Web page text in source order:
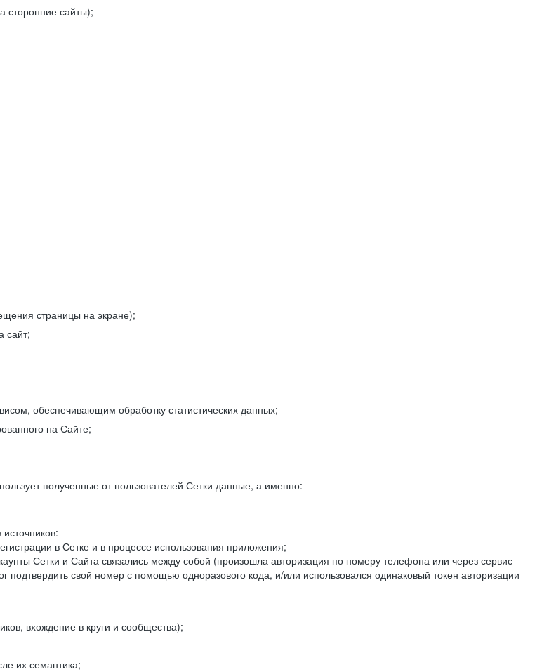
сторонние сайты);
страницы на экране);
сайт;
обеспечивающим обработку статистических данных;
на Сайте;
полученные от пользователей Сетки данные, а именно:
в Сетке и в процессе использования приложения;
Сетки и Сайта связались между собой (произошла авторизация по номеру телефона или через сервис
свой номер с помощью одноразового кода, и/или использовался одинаковый токен авторизации
вхождение в круги и сообщества);
их семантика;